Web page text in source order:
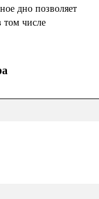
дно позволяет
том числе